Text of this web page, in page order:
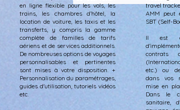
en ligne flexible pour les vols, les
trains, les chambres d’hôtel, la
location de voiture, les taxis et les
transferts, y compris la gamme
complète de familles de tarifs
aériens et de services additionnels.
De nombreuses options de voyages
personnalisables et pertinentes
sont mises à votre disposition. +
Personnalisation du paramétrages,
guides d'utilisation, tutoriels vidéos
etc.
travel
AMM peut
SBT (Self-
Il est
contrats
etc.) ou
dans vos
mise en
Dans le
sanitaire,